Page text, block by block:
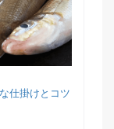
仕掛けとコツ